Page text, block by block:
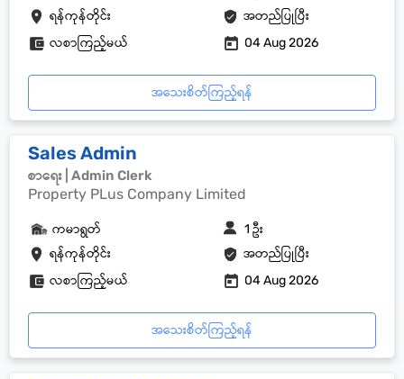
ရန်ကုန်တိုင်း အတည်ပြုပြီး
လစာကြည့်မယ် 04 Aug 2026
အသေးစိတ်ကြည့်ရန်
Sales Admin
စာရေး | Admin Clerk
Property PLus Company Limited
ရန်ကုန်တိုင်း အတည်ပြုပြီး
ကမာရွတ် 1 ဦး
လစာကြည့်မယ် 04 Aug 2026
အသေးစိတ်ကြည့်ရန်